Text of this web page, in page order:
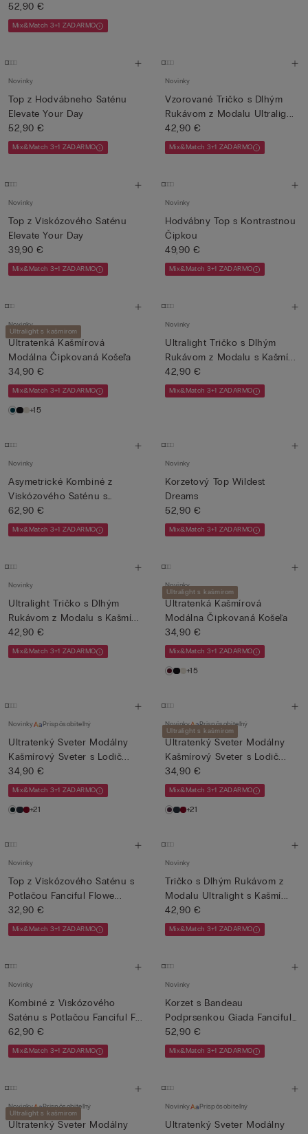
52,90 €
Mix&Match 3+1 ZADARMO
Novinky
Top z Hodvábneho Saténu
Elevate Your Day
52,90 €
Mix&Match 3+1 ZADARMO
Novinky
Vzorované Tričko s Dlhým
Rukávom z Modalu Ultralig...
42,90 €
Mix&Match 3+1 ZADARMO
Novinky
Top z Viskózového Saténu
Elevate Your Day
39,90 €
Mix&Match 3+1 ZADARMO
Novinky
Hodvábny Top s Kontrastnou
Čipkou
49,90 €
Mix&Match 3+1 ZADARMO
Ultralight s kašmírom
Novinky
Ultratenká Kašmírová
Modálna Čipkovaná Košeľa
34,90 €
Mix&Match 3+1 ZADARMO
+15
Novinky
Ultralight Tričko s Dlhým
Rukávom z Modalu s Kašmí...
42,90 €
Mix&Match 3+1 ZADARMO
Novinky
Asymetrické Kombiné z
Viskózového Saténu s
Potlačo...
62,90 €
Mix&Match 3+1 ZADARMO
Novinky
Korzetový Top Wildest
Dreams
52,90 €
Mix&Match 3+1 ZADARMO
Novinky
Ultralight Tričko s Dlhým
Rukávom z Modalu s Kašmí...
42,90 €
Mix&Match 3+1 ZADARMO
Ultralight s kašmírom
Novinky
Ultratenká Kašmírová
Modálna Čipkovaná Košeľa
34,90 €
Mix&Match 3+1 ZADARMO
+15
Novinky Prispôsobiteľný
Ultratenký Sveter Modálny
Kašmírový Sveter s Lodič...
34,90 €
Mix&Match 3+1 ZADARMO
+21
Ultralight s kašmírom
Novinky Prispôsobiteľný
Ultratenký Sveter Modálny
Kašmírový Sveter s Lodič...
34,90 €
Mix&Match 3+1 ZADARMO
+21
Novinky
Top z Viskózového Saténu s
Potlačou Fanciful Flowe...
32,90 €
Mix&Match 3+1 ZADARMO
Novinky
Tričko s Dlhým Rukávom z
Modalu Ultralight s Kašmí...
42,90 €
Mix&Match 3+1 ZADARMO
Novinky
Kombiné z Viskózového
Saténu s Potlačou Fanciful F...
62,90 €
Mix&Match 3+1 ZADARMO
Novinky
Korzet s Bandeau
Podprsenkou Giada Fanciful
Flower...
52,90 €
Mix&Match 3+1 ZADARMO
Ultralight s kašmírom
Novinky Prispôsobiteľný
Ultratenký Sveter Modálny
Novinky Prispôsobiteľný
Ultratenký Sveter Modálny